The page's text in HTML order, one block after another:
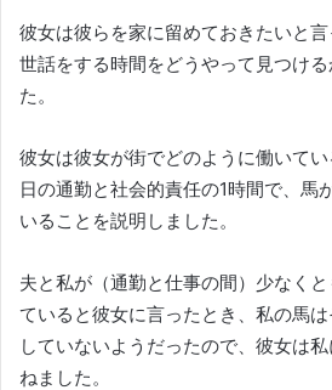
彼女は彼らを家に留めておきたいと
世話をする時間をどうやって見つけ
た。
彼女は彼女が街でどのように働いて
日の通勤と社会的責任の1時間で、馬
いることを説明しました。
夫と私が（通勤と仕事の間）少なく
ていると彼女に言ったとき、私の馬
していないようだったので、彼女は
ねました。